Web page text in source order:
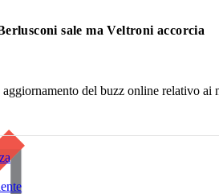
sale ma Veltroni accorcia
del buzz online relativo